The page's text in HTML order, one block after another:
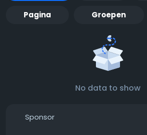
Pagina Groepen
No data to show
Sponsor